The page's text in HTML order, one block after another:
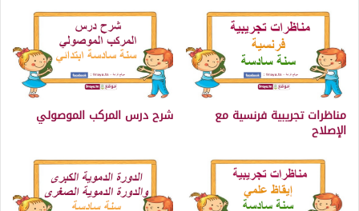
مناظرات تجريبية فرنسية مع
الإصلاح
شرح درس المركب الموصولي